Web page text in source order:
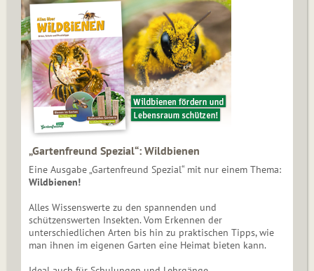
„Gartenfreund Spezial“: Wildbienen
Eine Ausgabe „Gartenfreund Spezial“ mit nur einem Thema:
Wildbienen!
Alles Wissenswerte zu den spannenden und
schützenswerten Insekten. Vom Erkennen der
unterschiedlichen Arten bis hin zu praktischen Tipps, wie
man ihnen im eigenen Garten eine Heimat bieten kann.